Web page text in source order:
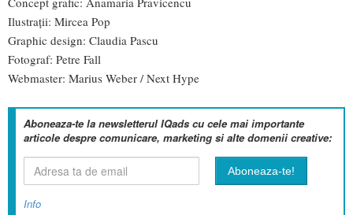
Ilustrații: Mircea Pop
Graphic design: Claudia Pascu
Fotograf: Petre Fall
Webmaster: Marius Weber / Next Hype
Aboneaza-te la newsletterul IQads cu cele mai importante
articole despre comunicare, marketing si alte domenii creative:
Info